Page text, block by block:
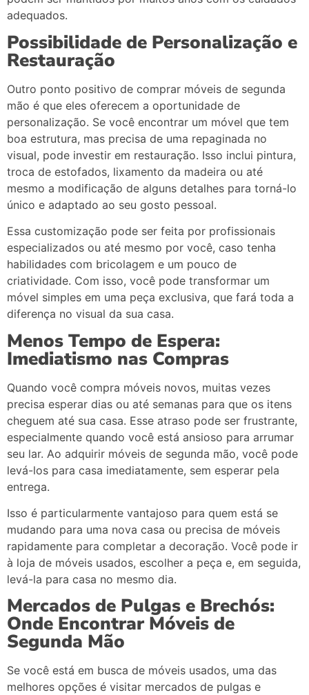
adequados.
Possibilidade de Personalização e
Restauração
Outro ponto positivo de comprar móveis de segunda
mão é que eles oferecem a oportunidade de
personalização. Se você encontrar um móvel que tem
boa estrutura, mas precisa de uma repaginada no
visual, pode investir em restauração. Isso inclui pintura,
troca de estofados, lixamento da madeira ou até
mesmo a modificação de alguns detalhes para torná-lo
único e adaptado ao seu gosto pessoal.
Essa customização pode ser feita por profissionais
especializados ou até mesmo por você, caso tenha
habilidades com bricolagem e um pouco de
criatividade. Com isso, você pode transformar um
móvel simples em uma peça exclusiva, que fará toda a
diferença no visual da sua casa.
Menos Tempo de Espera:
Imediatismo nas Compras
Quando você compra móveis novos, muitas vezes
precisa esperar dias ou até semanas para que os itens
cheguem até sua casa. Esse atraso pode ser frustrante,
especialmente quando você está ansioso para arrumar
seu lar. Ao adquirir móveis de segunda mão, você pode
levá-los para casa imediatamente, sem esperar pela
entrega.
Isso é particularmente vantajoso para quem está se
mudando para uma nova casa ou precisa de móveis
rapidamente para completar a decoração. Você pode ir
à loja de móveis usados, escolher a peça e, em seguida,
levá-la para casa no mesmo dia.
Mercados de Pulgas e Brechós:
Onde Encontrar Móveis de
Segunda Mão
Se você está em busca de móveis usados, uma das
melhores opções é visitar mercados de pulgas e